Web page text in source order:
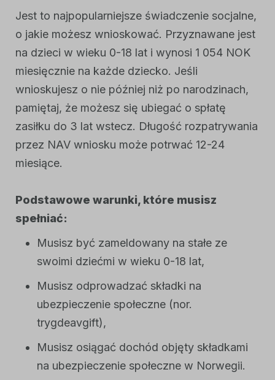
Jest to najpopularniejsze świadczenie socjalne,
o jakie możesz wnioskować. Przyznawane jest
na dzieci w wieku 0-18 lat i wynosi 1 054 NOK
miesięcznie na każde dziecko. Jeśli
wnioskujesz o nie później niż po narodzinach,
pamiętaj, że możesz się ubiegać o spłatę
zasiłku do 3 lat wstecz. Długość rozpatrywania
przez NAV wniosku może potrwać 12-24
miesiące.
Podstawowe warunki, które musisz
spełniać:
Musisz być zameldowany na stałe ze
swoimi dziećmi w wieku 0-18 lat,
Musisz odprowadzać składki na
ubezpieczenie społeczne (nor.
trygdeavgift),
Musisz osiągać dochód objęty składkami
na ubezpieczenie społeczne w Norwegii.